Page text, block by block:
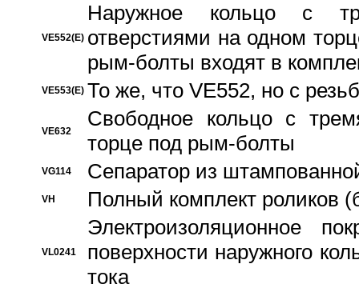
VE552(E)
Наружное кольцо с
отверстиями на одном
рым-болты входят в
VE553(E) То же, что VE552, но с
VE632
Свободное кольцо с
торце под рым-болты
VG114 Сепаратор из
VH Полный комплект роликов
VL0241
Электроизоляционное
поверхности наружного
тока